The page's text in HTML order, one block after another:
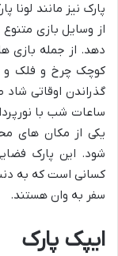
پارک نیز مانند لونا
از وسایل بازی
دهد. از جمله بازی
کوچک چرخ و فلک و
گذراندن اوقاتی شاد
ساعات شب با
یکی از مکان های
شود. این پارک
کسانی است که به
سفر به وان هستند.
ایپک پارک